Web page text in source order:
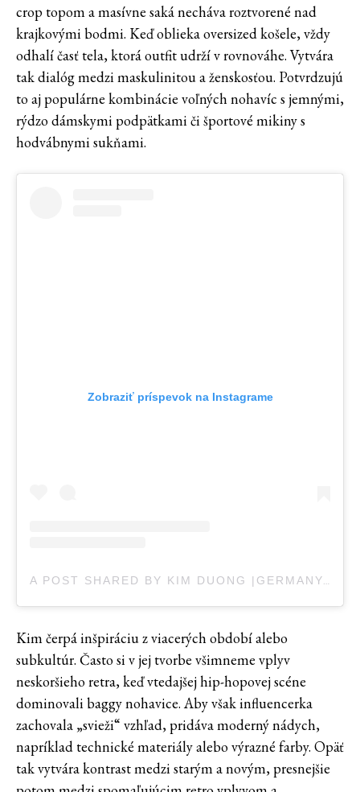
crop topom a masívne saká necháva roztvorené nad
krajkovými bodmi. Keď oblieka oversized košele, vždy
odhalí časť tela, ktorá outfit udrží v rovnováhe. Vytvára
tak dialóg medzi maskulinitou a ženskosťou. Potvrdzujú
to aj populárne kombinácie voľných nohavíc s jemnými,
rýdzo dámskymi podpätkami či športové mikiny s
hodvábnymi sukňami.
Zobraziť príspevok na Instagrame
A POST SHARED BY KIM DUONG |GERMANY-STUTTGART (@BLVCKD0PE)
Kim čerpá inšpiráciu z viacerých období alebo
subkultúr. Často si v jej tvorbe všimneme vplyv
neskoršieho retra, keď vtedajšej hip-hopovej scéne
dominovali baggy nohavice. Aby však influencerka
zachovala „svieži“ vzhľad, pridáva moderný nádych,
napríklad technické materiály alebo výrazné farby. Opäť
tak vytvára kontrast medzi starým a novým, presnejšie